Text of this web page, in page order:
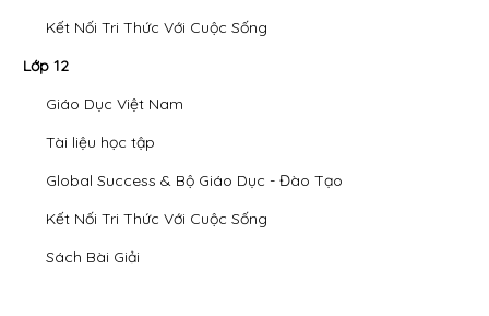
Kết Nối Tri Thức Với Cuộc Sống
Lớp 12
Giáo Dục Việt Nam
Tài liệu học tập
Global Success & Bộ Giáo Dục - Đào Tạo
Kết Nối Tri Thức Với Cuộc Sống
Sách Bài Giải